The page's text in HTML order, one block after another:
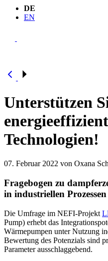
DE
EN
Unterstützen
Technologien!
07. Februar 2022 von Oxana
Fragebogen zu
in industriellen Prozessen
Die Umfrage im NEFI-Projekt
Pump) erhebt das
Wärmepumpen unter Nutzung
Bewertung des Potenzials sind
Parameter ausschlaggebend.